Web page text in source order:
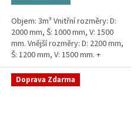
Objem: 3m³ Vnitřní rozměry: D:
2000 mm, Š: 1000 mm, V: 1500
mm. Vnější rozměry: D: 2200 mm,
Š: 1200 mm, V: 1500 mm. +
komínek. Kvalitní nádrž na
pitnou vodu pod...
Doprava Zdarma